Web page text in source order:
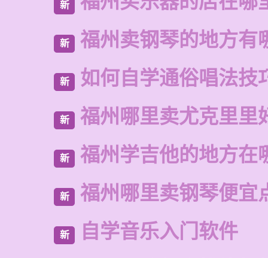
新
新 福州卖钢琴的地方有
新 如何自学通俗唱法技
新 福州哪里卖尤克里里
新 福州学吉他的地方在
新 福州哪里卖钢琴便宜
新 自学音乐入门软件